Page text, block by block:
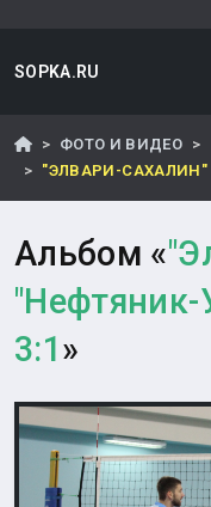
SOPKA.RU
ФОТО И ВИДЕО
"ЭЛВАРИ-САХАЛИН"
Альбом «
"Нефтяник-
3:1»